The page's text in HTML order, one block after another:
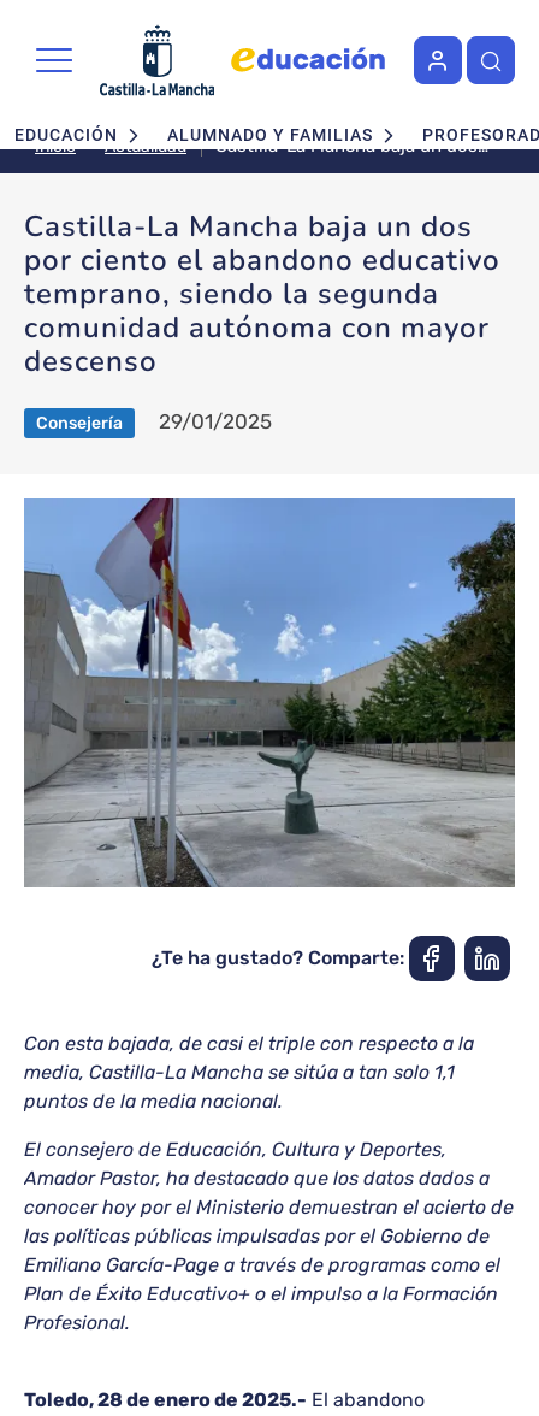
Navegación principal
EDUCACIÓN ALUMNADO Y FAMILIAS
Inicio Actualidad
Castilla-La Mancha baja un dos
por ciento el abandono
segunda comunidad autónoma
con mayor descenso
Castilla-La Mancha baja un dos
por ciento el abandono educativo
temprano, siendo la segunda
comunidad autónoma con mayor
descenso
Consejería 29/01/2025
¿Te ha gustado? Comparte:
Con esta bajada, de casi el triple con respecto a la
media, Castilla-La Mancha se sitúa a tan solo 1,1
puntos de la media nacional.
El consejero de Educación, Cultura y Deportes,
Amador Pastor, ha destacado que los datos dados a
conocer hoy por el Ministerio demuestran el acierto de
las políticas públicas impulsadas por el Gobierno de
Emiliano García-Page a través de programas como el
Plan de Éxito Educativo+ o el impulso a la Formación
Profesional.
Toledo, 28 de enero de 2025.- El abandono